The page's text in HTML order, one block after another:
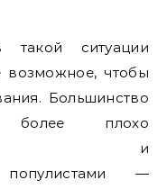
такой ситуации
чтобы
Большинство
плохо
и
популистами —